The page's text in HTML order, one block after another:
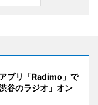
プリ「Radimo」で
谷のラジオ」オン